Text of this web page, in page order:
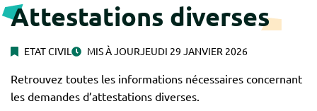
Attestations diverses
ETAT CIVIL MIS À JOURJEUDI 29 JANVIER 2026
Retrouvez toutes les informations nécessaires concernant
les demandes d’attestations diverses.